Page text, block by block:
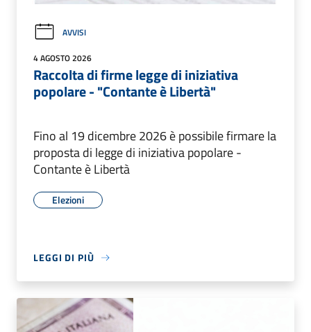
AVVISI
4 AGOSTO 2026
Raccolta di firme legge di iniziativa
popolare - "Contante è Libertà"
Fino al 19 dicembre 2026 è possibile firmare la
proposta di legge di iniziativa popolare -
Contante è Libertà
Elezioni
LEGGI DI PIÙ